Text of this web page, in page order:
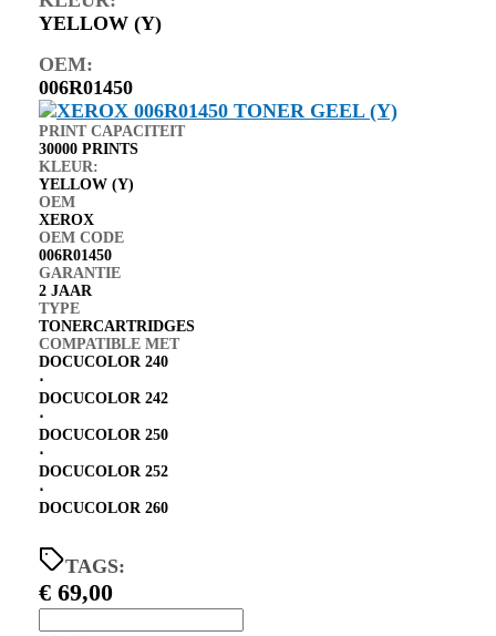
YELLOW (Y)
OEM:
006R01450
PRINT CAPACITEIT
30000 PRINTS
KLEUR:
YELLOW (Y)
OEM
XEROX
OEM CODE
006R01450
GARANTIE
2 JAAR
TYPE
TONERCARTRIDGES
COMPATIBLE MET
DOCUCOLOR 240
⋅
DOCUCOLOR 242
⋅
DOCUCOLOR 250
⋅
DOCUCOLOR 252
⋅
DOCUCOLOR 260
TAGS:
€ 69,00